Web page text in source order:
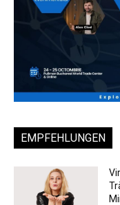
EMPFEHLUNGEN